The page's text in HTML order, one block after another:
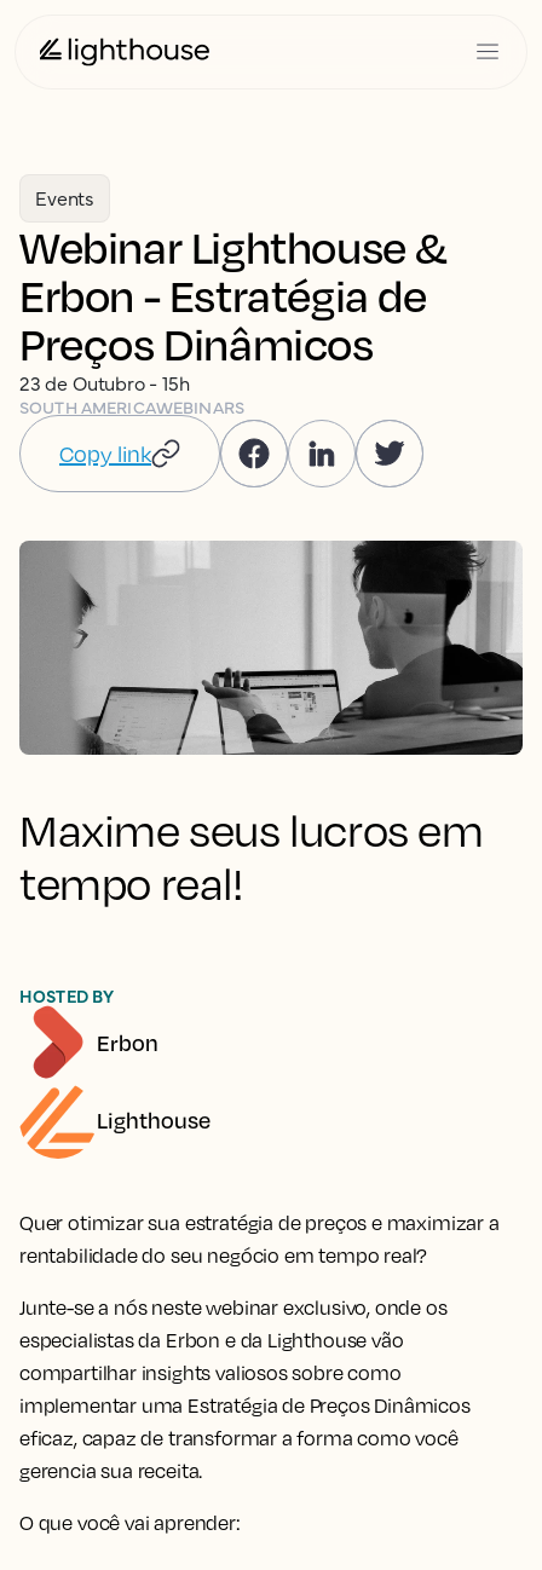
Events
Webinar Lighthouse &
Erbon - Estratégia de
Preços Dinâmicos
23 de Outubro - 15h
SOUTH AMERICAWEBINARS
Copy link
Maxime seus lucros em
tempo real!
Quer otimizar sua estratégia de preços e maximizar a
rentabilidade do seu negócio em tempo real?
Junte-se a nós neste webinar exclusivo, onde os
especialistas da Erbon e da Lighthouse vão
compartilhar insights valiosos sobre como
implementar uma Estratégia de Preços Dinâmicos
eficaz, capaz de transformar a forma como você
gerencia sua receita.
O que você vai aprender:
HOSTED BY
Erbon
Lighthouse